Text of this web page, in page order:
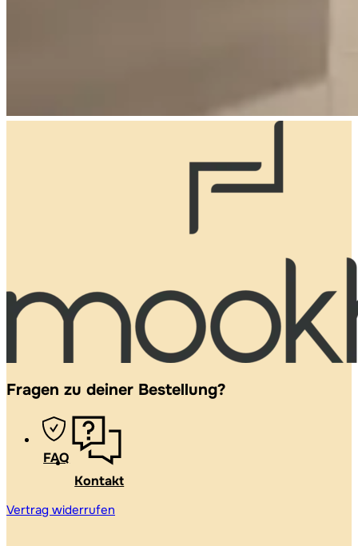
Fragen zu deiner Bestellung?
FAQ
Kontakt
Vertrag widerrufen